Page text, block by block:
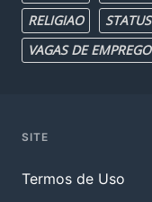
RELIGIAO
STATUS
VAGAS DE EMPREGO
SITE
Termos de Uso